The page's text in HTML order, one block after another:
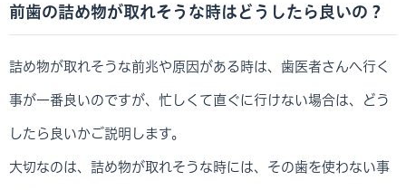
前歯の詰め物が取れそうな時はどうしたら良いの？
詰め物が取れそうな前兆や原因がある時は、歯医者さんへ行く
事が一番良いのですが、忙しくて直ぐに行けない場合は、どう
したら良いかご説明します。
大切なのは、詰め物が取れそうな時には、その歯を使わない事